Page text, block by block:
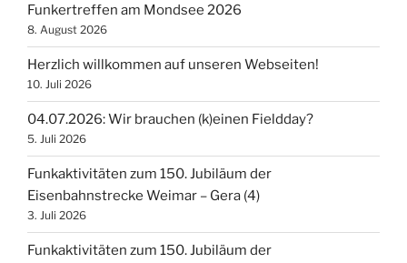
Funkertreffen am Mondsee 2026
8. August 2026
Herzlich willkommen auf unseren Webseiten!
10. Juli 2026
04.07.2026: Wir brauchen (k)einen Fieldday?
5. Juli 2026
Funkaktivitäten zum 150. Jubiläum der
Eisenbahnstrecke Weimar – Gera (4)
3. Juli 2026
Funkaktivitäten zum 150. Jubiläum der